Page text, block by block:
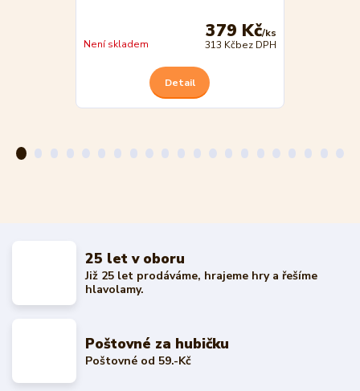
379 Kč/ks
313 Kčbez DPH
Není skladem
Detail
25 let v oboru
Již 25 let prodáváme, hrajeme hry a řešíme
hlavolamy.
Poštovné za hubičku
Poštovné od 59.-Kč